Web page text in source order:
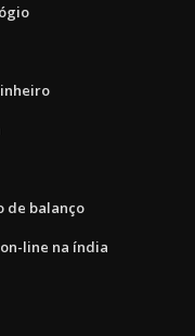
de balanço
line na índia